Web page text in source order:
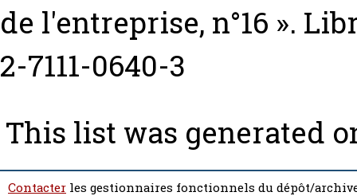
de l'entreprise, n°16 ».
2-7111-0640-3
This list was generated
Contacter les gestionnaires fonctionnels du dépôt/